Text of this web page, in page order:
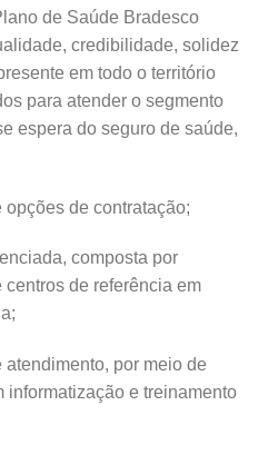
de Saúde Bradesco
credibilidade, solidez
em todo o território
para atender o segmento
espera do seguro de saúde,
de contratação;
composta por
de referência em
por meio de
informatização e treinamento